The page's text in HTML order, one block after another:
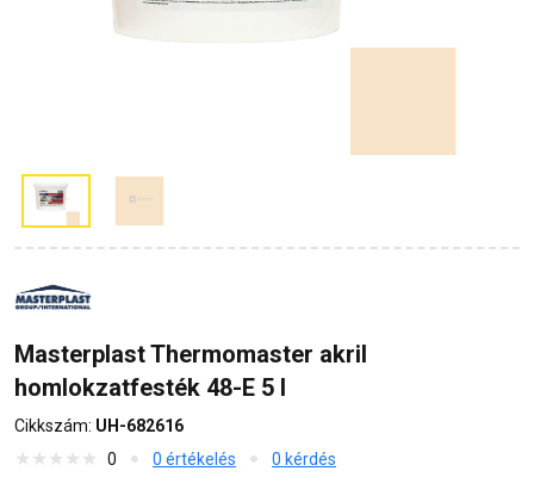
Masterplast Thermomaster akril
homlokzatfesték 48-E 5 l
Cikkszám: UH-682616
0
0 értékelés 0 kérdés